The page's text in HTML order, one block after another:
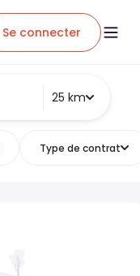
Se connecter
25 km
Type de contrat